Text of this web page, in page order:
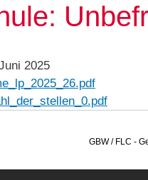
2025
/ FLC - Gewerkschaft